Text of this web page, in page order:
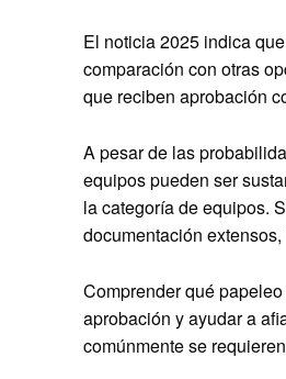
El noticia 2025 indica
comparación con otras
que reciben aprobación
A pesar de las
equipos pueden ser
la categoría de equipos.
documentación
Comprender qué
aprobación y ayudar a
comúnmente se